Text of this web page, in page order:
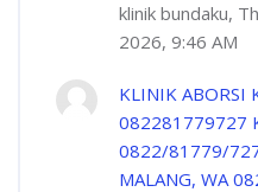
klinik bundaku,
2026, 9:46 AM
KLINIK ABORSI
082281779727
0822/81779/
MALANG, WA